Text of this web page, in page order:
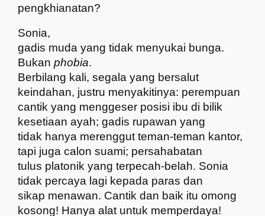
pengkhianatan?
Sonia,
gadis muda yang tidak menyukai bunga.
Bukanphobia.
Berbilang kali, segala yang bersalut
keindahan, justru menyakitinya: perempuan
cantik yang menggeser posisi ibu di bilik
kesetiaan ayah; gadis rupawan yang
tidak hanya merenggut teman-teman kantor,
tapi juga calon suami; persahabatan
tulus platonik yang terpecah-belah. Sonia
tidak percaya lagi kepada paras dan
sikap menawan. Cantik dan baik itu omong
kosong! Hanya alat untuk memperdaya!